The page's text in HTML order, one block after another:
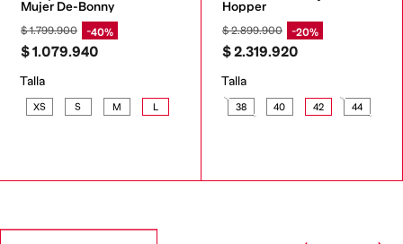
Mujer De-Bonny
$1.799.900 40%
$1.079.940
Talla
XS S M L
Hopper
$2.899.900 20%
$2.319.920
Talla
38 40 42 44